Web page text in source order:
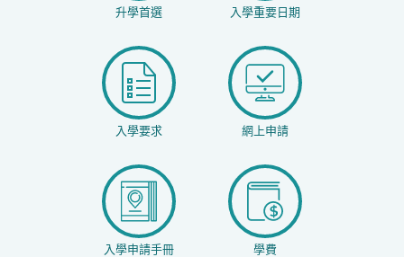
升學首選 入學重要日期
入學要求 網上申請
入學申請手冊 學費